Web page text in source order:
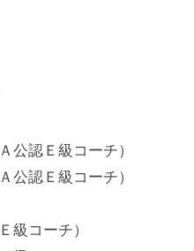
認Ｅ級コーチ）
認Ｅ級コーチ）
級コーチ）